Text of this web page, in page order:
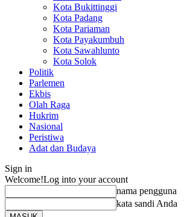
Kota Bukittinggi
Kota Padang
Kota Pariaman
Kota Payakumbuh
Kota Sawahlunto
Kota Solok
Politik
Parlemen
Ekbis
Olah Raga
Hukrim
Nasional
Peristiwa
Adat dan Budaya
Sign in
Welcome!Log into your account
nama pengguna
kata sandi Anda